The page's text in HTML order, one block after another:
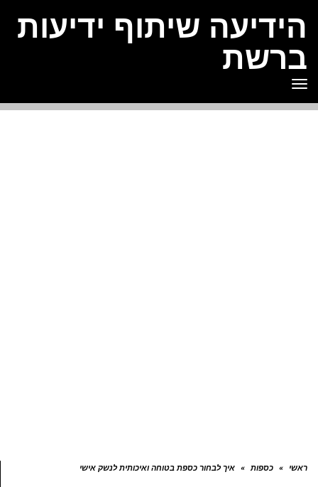
הידיעה שיתוף ידיעות
ברשת
תפריט
ראשי » כספות » איך לבחור כספת בטוחה ואיכותית לנשק אישי